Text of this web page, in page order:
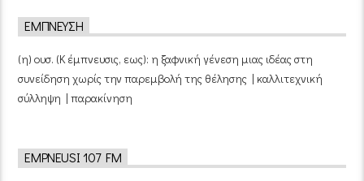
ΈΜΠΝΕΥΣΗ
(η) ουσ. (Κ έμπνευσις, εως): η ξαφνική γένεση μιας ιδέας στη
συνείδηση χωρίς την παρεμβολή της θέλησης | καλλιτεχνική
σύλληψη | παρακίνηση
EMPNEUSI 107 FM